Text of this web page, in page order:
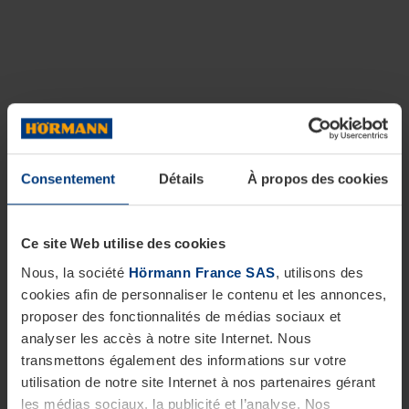
Consentement Détails À propos des cookies
Ce site Web utilise des cookies
Nous, la société Hörmann France SAS, utilisons des
cookies afin de personnaliser le contenu et les annonces,
proposer des fonctionnalités de médias sociaux et
analyser les accès à notre site Internet. Nous
transmettons également des informations sur votre
utilisation de notre site Internet à nos partenaires gérant
les médias sociaux, la publicité et l’analyse. Nos